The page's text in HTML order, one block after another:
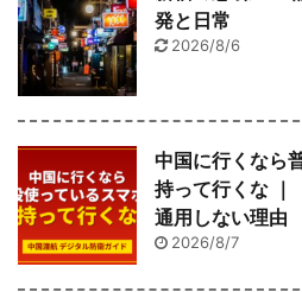
発と日常
2026/8/6
中国に行くなら
持って行くな ｜
通用しない理由
2026/8/7